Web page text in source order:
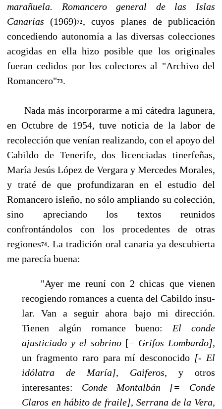
marañuela. Romancero general de las Islas
Canarias(1969)72, cuyos planes de publicación
concediendo autonomía a las diversas colecciones
acogi­das en ella hizo posible que los originales
fueran cedidos por los colectores al "Archivo del
Ro­mancero"73.
Nada más incorporarme a mi cátedra lagunera,
en Octubre de 1954, tuve noticia de la labor de
recolección que venían realizando, con el apoyo del
Cabildo de Tenerife, dos licenciadas tinerfeñas,
María Jesús López de Vergara y Mercedes Morales,
y traté de que profundizaran en el estudio del
Romancero isleño, no sólo ampliando su colección,
sino apreciando los textos reu­nidos
confrontándolos con los procedentes de otras
regiones74. La tradición oral canaria ya des­cubierta
me parecía buena:
"Ayer me reuní con 2 chicas que vienen
recogiendo romances a cuenta del Cabildo insu­
lar. Van a seguir ahora bajo mi dirección.
Tienen algún romance bueno: El conde
ajusticiado y el sobrino [= Grifos Lombardo],
un fragmento raro para mí desconocido [- El
idólatra de Ma­ría], Gaiferos, y otros
interesantes: Conde Montalbán [= Conde
Claros en hábito de fraile], Se­rrana de la Vera,